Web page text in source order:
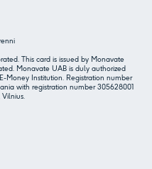
This card is issued by Monavate
Monavate UAB is duly authorized
Money Institution. Registration number
with registration number 305628001
Vilnius.